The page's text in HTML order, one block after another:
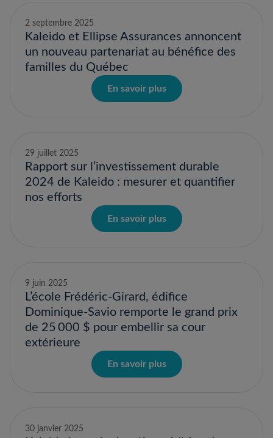
2 septembre 2025
Kaleido et Ellipse Assurances annoncent
un nouveau partenariat au bénéfice des
familles du Québec
En savoir plus
29 juillet 2025
Rapport sur l’investissement durable
2024 de Kaleido : mesurer et quantifier
nos efforts
En savoir plus
9 juin 2025
L’école Frédéric-Girard, édifice
Dominique-Savio remporte le grand prix
de 25 000 $ pour embellir sa cour
extérieure
En savoir plus
30 janvier 2025